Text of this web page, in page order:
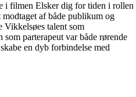
i filmen Elsker dig for tiden i rollen
af både publikum og
Vikkelsøes talent som
parterapeut var både rørende
en dyb forbindelse med